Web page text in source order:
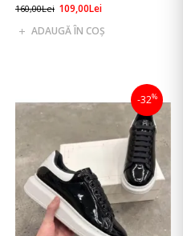
160,00Lei 109,00Lei
ADAUGĂ ÎN COŞ
-32%